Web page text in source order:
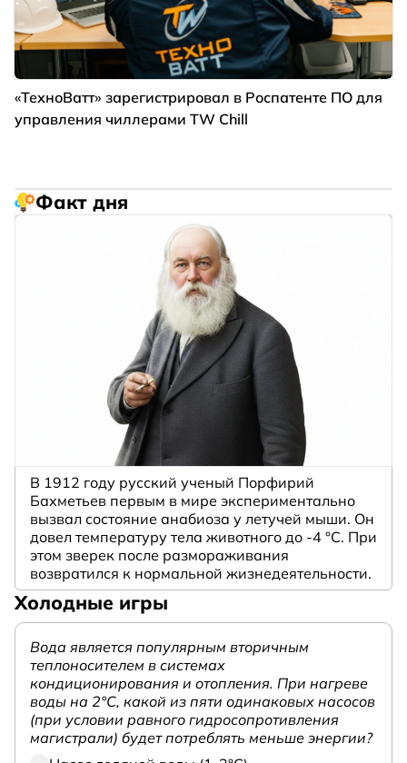
«ТехноВатт» зарегистрировал в Роспатенте ПО для
управления чиллерами TW Chill
Факт дня
В 1912 году русский ученый Порфирий
Бахметьев первым в мире экспериментально
вызвал состояние анабиоза у летучей мыши. Он
довел температуру тела животного до -4 °C. При
этом зверек после размораживания
возвратился к нормальной жизнедеятельности.
Холодные игры
Вода является популярным вторичным
теплоносителем в системах
кондиционирования и отопления. При нагреве
воды на 2°С, какой из пяти одинаковых насосов
(при условии равного гидросопротивления
магистрали) будет потреблять меньше энергии?